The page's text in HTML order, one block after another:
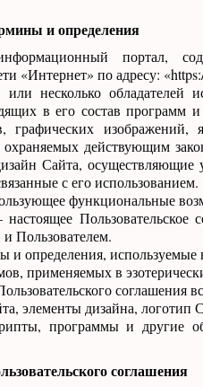
и определения
портал,
«Интернет» по адресу:
несколько обладателей
в его состав программ
изображений,
действующим
Сайта, осуществляющие
с его использованием.
функциональные
Пользовательское
Пользователем.
определения, используемые
применяемых в
соглашения
элементы дизайна, логотип
программы и другие
соглашения